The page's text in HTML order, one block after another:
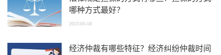
哪种方式最好？
2023-05-18
经济仲裁有哪些特征？经济纠纷仲裁时间